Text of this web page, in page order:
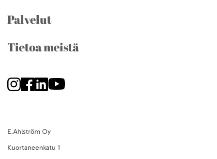
Palvelut
Tietoa meistä
E.Ahlström Oy
Kuortaneenkatu 1